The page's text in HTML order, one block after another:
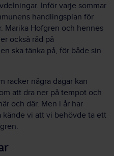
Inför varje sommar
handlingsplan för
Marika Hofgren och hennes
också råd på
ska tänka på, för både sin
räcker några dagar kan
att dra ner på tempot och
och där. Men i år har
kände vi att vi behövde ta ett